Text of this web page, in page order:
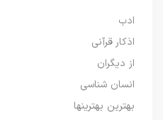
ادب
اذکار قرآنی
از دیگران
انسان شناسی
بهترین بهترینها